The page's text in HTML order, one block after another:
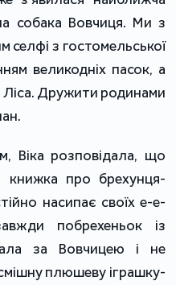
собака Вовчиця. Ми з
селфі з гостомельської
великодніх пасок, а
Ліса. Дружити родинами
Віка розповідала, що
книжка про брехунця-
насипає своїх е-е-
побрехеньок із
за Вовчицею і не
плюшеву іграшку-